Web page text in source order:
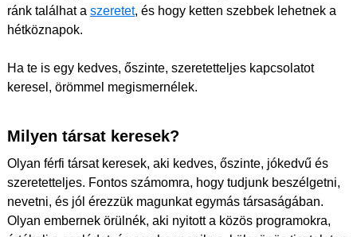
ránk találhat a szeretet, és hogy ketten szebbek lehetnek a
hétköznapok.
Ha te is egy kedves, őszinte, szeretetteljes kapcsolatot
keresel, örömmel megismernélek.
Milyen társat keresek?
Olyan férfi társat keresek, aki kedves, őszinte, jókedvű és
szeretetteljes. Fontos számomra, hogy tudjunk beszélgetni,
nevetni, és jól érezzük magunkat egymás társaságában.
Olyan embernek örülnék, aki nyitott a közös programokra,